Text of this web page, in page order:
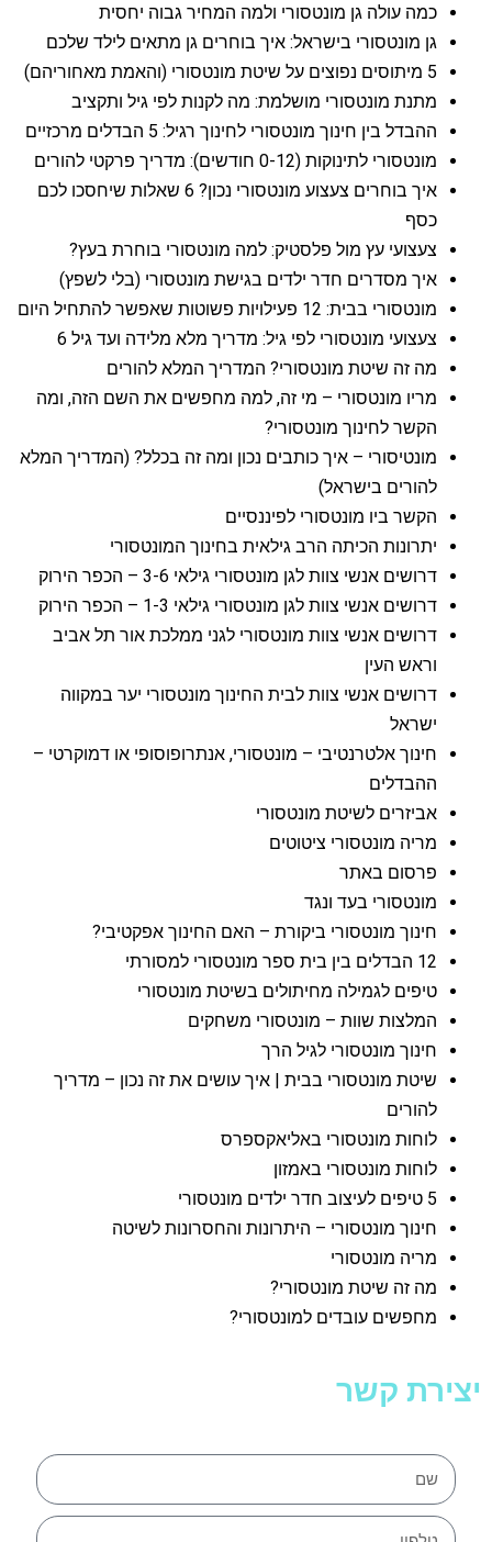
כמה עולה גן מונטסורי ולמה המחיר גבוה יחסית
גן מונטסורי בישראל: איך בוחרים גן מתאים לילד שלכם
5 מיתוסים נפוצים על שיטת מונטסורי (והאמת מאחוריהם)
מתנת מונטסורי מושלמת: מה לקנות לפי גיל ותקציב
ההבדל בין חינוך מונטסורי לחינוך רגיל: 5 הבדלים מרכזיים
מונטסורי לתינוקות (0-12 חודשים): מדריך פרקטי להורים
איך בוחרים צעצוע מונטסורי נכון? 6 שאלות שיחסכו לכם
כסף
צעצועי עץ מול פלסטיק: למה מונטסורי בוחרת בעץ?
איך מסדרים חדר ילדים בגישת מונטסורי (בלי לשפץ)
מונטסורי בבית: 12 פעילויות פשוטות שאפשר להתחיל היום
צעצועי מונטסורי לפי גיל: מדריך מלא מלידה ועד גיל 6
מה זה שיטת מונטסורי? המדריך המלא להורים
מריו מונטסורי – מי זה, למה מחפשים את השם הזה, ומה
הקשר לחינוך מונטסורי?
מונטיסורי – איך כותבים נכון ומה זה בכלל? (המדריך המלא
להורים בישראל)
הקשר ביו מונטסורי לפיננסיים
יתרונות הכיתה הרב גילאית בחינוך המונטסורי
דרושים אנשי צוות לגן מונטסורי גילאי 3-6 – הכפר הירוק
דרושים אנשי צוות לגן מונטסורי גילאי 1-3 – הכפר הירוק
דרושים אנשי צוות מונטסורי לגני ממלכת אור תל אביב
וראש העין
דרושים אנשי צוות לבית החינוך מונטסורי יער במקווה
ישראל
חינוך אלטרנטיבי – מונטסורי, אנתרופוסופי או דמוקרטי –
ההבדלים
אביזרים לשיטת מונטסורי
מריה מונטסורי ציטוטים
פרסום באתר
מונטסורי בעד ונגד
חינוך מונטסורי ביקורת – האם החינוך אפקטיבי?
12 הבדלים בין בית ספר מונטסורי למסורתי
טיפים לגמילה מחיתולים בשיטת מונטסורי
המלצות שוות – מונטסורי משחקים
חינוך מונטסורי לגיל הרך
שיטת מונטסורי בבית | איך עושים את זה נכון – מדריך
להורים
לוחות מונטסורי באליאקספרס
לוחות מונטסורי באמזון
5 טיפים לעיצוב חדר ילדים מונטסורי
חינוך מונטסורי – היתרונות והחסרונות לשיטה
מריה מונטסורי
מה זה שיטת מונטסורי?
מחפשים עובדים למונטסורי?
יצירת קשר